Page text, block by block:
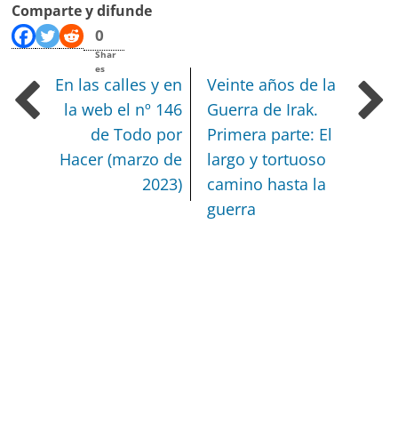
Comparte y difunde
0
Shar
es
En las calles y en
la web el nº 146
de Todo por
Hacer (marzo de
2023)
Veinte años de la
Guerra de Irak.
Primera parte: El
largo y tortuoso
camino hasta la
guerra